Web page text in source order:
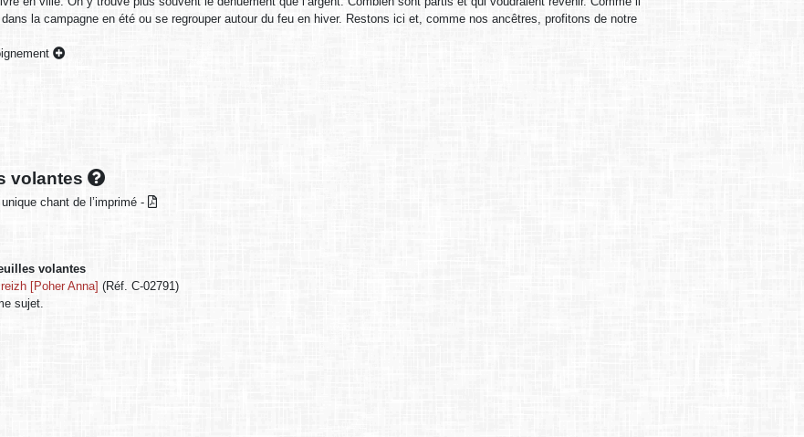
la campagne en été ou se regrouper autour du feu en hiver. Restons ici et, comme nos ancêtres, profitons de notre
volantes
chant de l’imprimé -
volantes
[Poher Anna] (Réf. C-02791)
sujet.